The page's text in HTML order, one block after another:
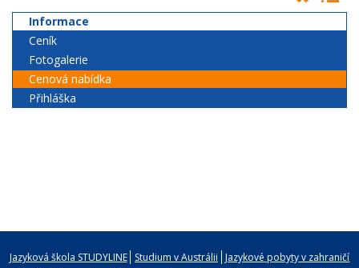
Informace
Ceník
Fotogalerie
Cenová nabídka
Přihláška
Jazyková škola STUDYLINE Studium v Austrálii
Jazykové pobyty v zahraničí